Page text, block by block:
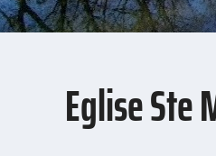
Eglise Ste